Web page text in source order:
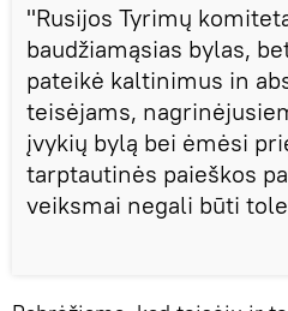
"Rusijos Tyrimų
baudžiamąsias bylas,
pateikė kaltinimus in
teisėjams,
įvykių bylą bei ėmėsi
tarptautinės paieškos
veiksmai negali būti